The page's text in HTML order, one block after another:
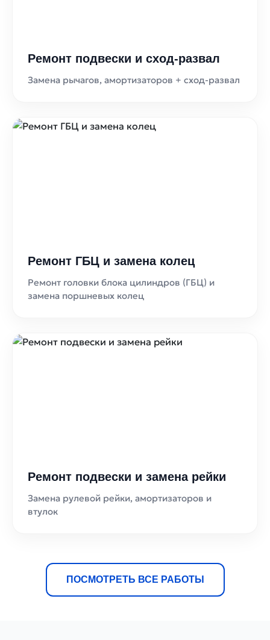
Ремонт подвески и сход-развал
Замена рычагов, амортизаторов + сход-развал
Ремонт ГБЦ и замена колец
Ремонт головки блока цилиндров (ГБЦ) и
замена поршневых колец
Ремонт подвески и замена рейки
Замена рулевой рейки, амортизаторов и
втулок
ПОСМОТРЕТЬ ВСЕ РАБОТЫ